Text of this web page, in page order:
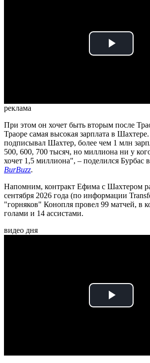
Play
реклама
При этом он хочет быть вторым после
Траоре самая высокая зарплата в
подписывал Шахтер, более чем 1 млн
500, 600, 700 тысяч, но миллиона ни у
хочет 1,5 миллиона", – поделился Бурбас
BurBuzz.
Напомним, контракт Ефима с Шахтером
сентября 2026 года (по информации
"горняков" Конопля провел 99 матчей, в
голами и 14 ассистами.
видео дня
Play